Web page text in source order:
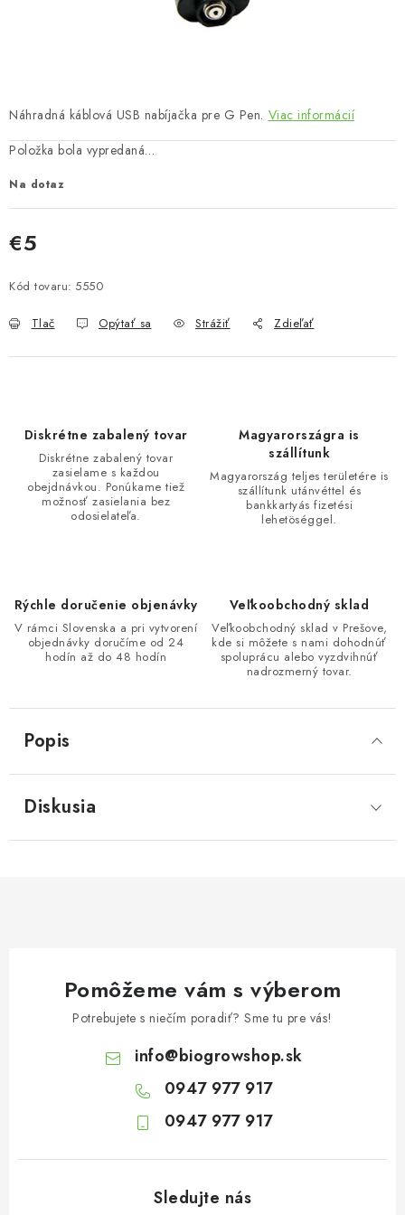
Veľkoobchod
Náhradná káblová USB nabíjačka pre G Pen. Viac informácií
Položka bola vypredaná…
Na dotaz
€5
Kód tovaru: 5550
Tlač Opýtať sa Strážiť Zdieľať
Diskrétne zabalený tovar
Diskrétne zabalený tovar
zasielame s každou
obejdnávkou. Ponúkame tiež
možnosť zasielania bez
odosielateľa.
Magyarországra is
szállítunk
Magyarország teljes területére is
szállítunk utánvéttel és
bankkartyás fizetési
lehetöséggel.
Rýchle doručenie objenávky
V rámci Slovenska a pri vytvorení
objednávky doručíme od 24
hodín až do 48 hodín
Veľkoobchodný sklad
Veľkoobchodný sklad v Prešove,
kde si môžete s nami dohodnúť
spoluprácu alebo vyzdvihnúť
nadrozmerný tovar.
Popis
Diskusia
Pomôžeme vám s výberom
Potrebujete s niečím poradiť? Sme tu pre vás!
info@biogrowshop.sk
0947 977 917
0947 977 917